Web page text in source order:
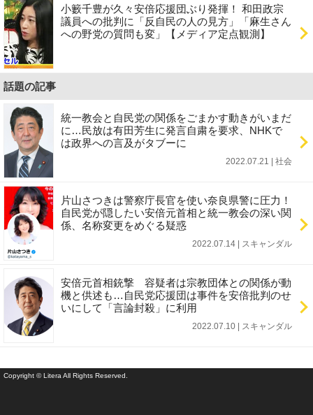
小籔千豊が久々安倍応援団ぶり発揮！ 和田政宗
議員への批判に「反自民の人の見方」「麻生さん
への野党の質問も変」【メディア定点観測】
話題の記事
統一教会と自民党の関係をごまかす動きがいまだ
に…民放は有田芳生に発言自粛を要求、NHKで
は政界への言及がタブーに
2022.07.21 | 社会
片山さつきは警察庁長官を使い奈良県警に圧力！
自民党が隠したい安倍元首相と統一教会の深い関
係、名称変更をめぐる疑惑
2022.07.14 | スキャンダル
安倍元首相銃撃 容疑者は宗教団体との関係が動
機と供述も…自民党応援団は事件を安倍批判のせ
いにして「言論封殺」に利用
2022.07.10 | スキャンダル
Copyright © Litera All Rights Reserved.